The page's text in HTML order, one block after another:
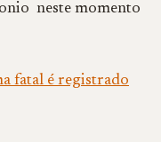
neste momento
fatal é registrado